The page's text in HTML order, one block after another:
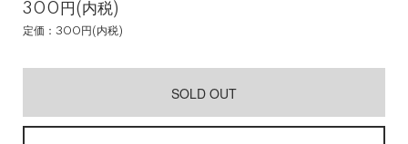
300円(内税)
定価：300円(内税)
SOLD OUT